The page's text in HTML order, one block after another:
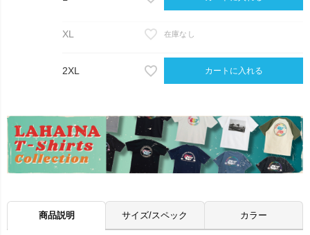
XL 在庫なし
2XL カートに入れる
商品説明 サイズ/スペック カラー